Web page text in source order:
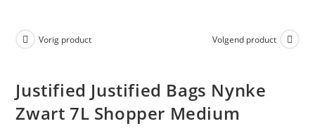
Vorig product Volgend product
Justified Justified Bags Nynke
Zwart 7L Shopper Medium